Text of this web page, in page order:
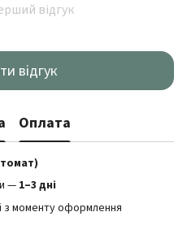
відгук
відгук
Оплата
— 1–3 дні
з моменту оформлення